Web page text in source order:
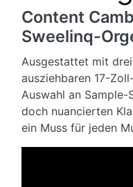
Content
Sweelinq-
Ausgestattet mit
ausziehbaren 17-
Auswahl an
doch nuancierten
ein Muss für jeden